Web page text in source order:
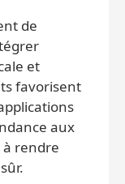
de
et
favorisent
aux
à rendre